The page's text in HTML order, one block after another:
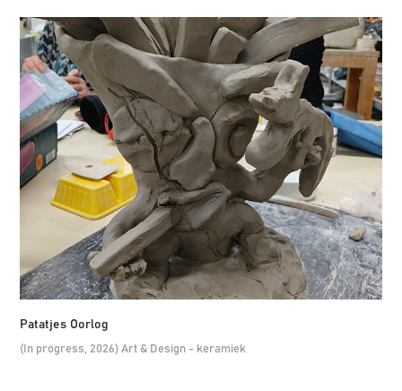
Patatjes Oorlog
(In progress, 2026) Art & Design - keramiek